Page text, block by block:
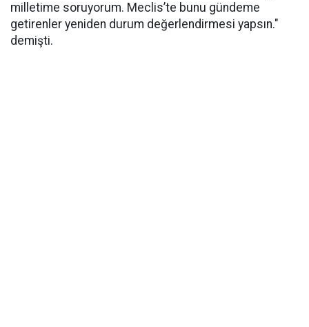
milletime soruyorum. Meclis’te bunu gündeme
getirenler yeniden durum değerlendirmesi yapsın."
demişti.